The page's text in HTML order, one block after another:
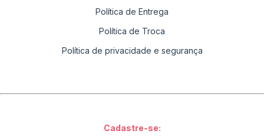
Política de Entrega
Política de Troca
Política de privacidade e segurança
Cadastre-se: